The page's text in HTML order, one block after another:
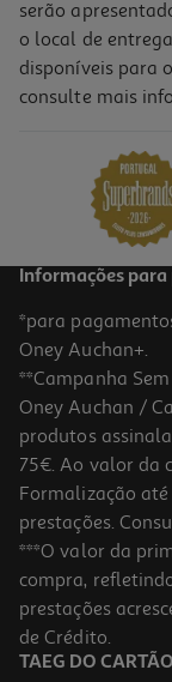
Suplemento
18,35 €
Suplemento
22.99 €/un
22,99 €
serão
o local de
disponíveis para
consulte mais
Informações
*para
Oney Auchan+.
**Campanha
Oney Auchan /
produtos
75€. Ao valor da
Formalização
prestações.
***O valor da
compra,
prestações
de Crédito.
TAEG DO